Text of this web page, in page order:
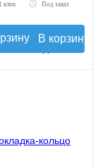
клик Под заказ
В корзину